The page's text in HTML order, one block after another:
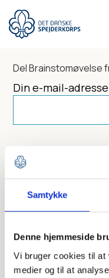
Samtykke
Denne hjemmeside
Vi bruger cookies til at
medier og til at
hovedindhold
DelBrainstomøvelse
Din e-mail-adresse
Send til
Skriv modtagerens